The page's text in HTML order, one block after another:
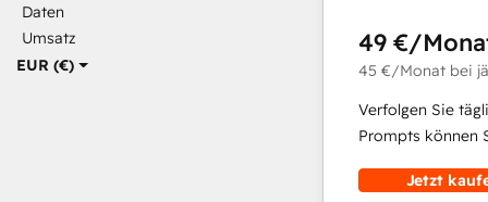
EUR (€)
Daten
Umsatz
49 €/
45 €/Monat bei
Verfolgen Sie
Prompts können
Jetzt